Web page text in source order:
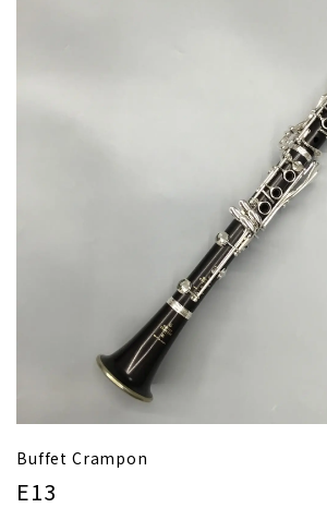
Buffet Crampon
E13